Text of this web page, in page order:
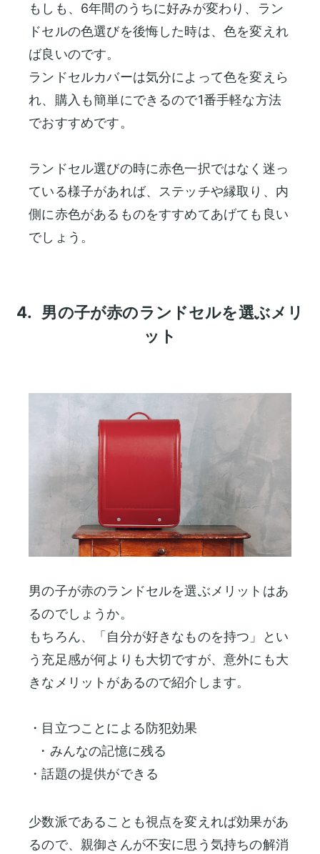
もしも、6年間のうちに好みが変わり、ラン
ドセルの色選びを後悔した時は、色を変えれ
ば良いのです。
ランドセルカバーは気分によって色を変えら
れ、購入も簡単にできるので1番手軽な方法
でおすすめです。
ランドセル選びの時に赤色一択ではなく迷っ
ている様子があれば、ステッチや縁取り、内
側に赤色があるものをすすめてあげても良い
でしょう。
4. 男の子が赤のランドセルを選ぶメリ
ット
男の子が赤のランドセルを選ぶメリットはあ
るのでしょうか。
もちろん、「自分が好きなものを持つ」とい
う充足感が何よりも大切ですが、意外にも大
きなメリットがあるので紹介します。
・目立つことによる防犯効果
・みんなの記憶に残る
・話題の提供ができる
少数派であることも視点を変えれば効果があ
るので、親御さんが不安に思う気持ちの解消